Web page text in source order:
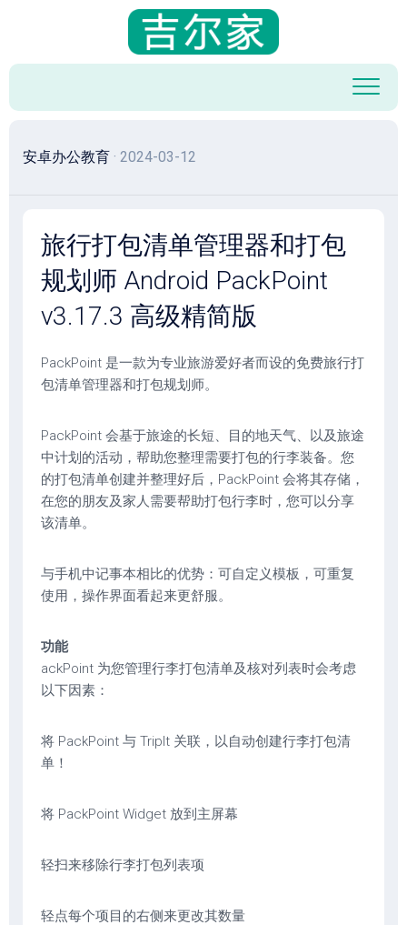
容
安卓办公教育 · 2024-03-12
旅行打包清单管理器和打包
规划师 Android PackPoint
v3.17.3 高级精简版
PackPoint 是一款为专业旅游爱好者而设的免费旅行打
包清单管理器和打包规划师。
PackPoint 会基于旅途的长短、目的地天气、以及旅途
中计划的活动，帮助您整理需要打包的行李装备。您
的打包清单创建并整理好后，PackPoint 会将其存储，
在您的朋友及家人需要帮助打包行李时，您可以分享
该清单。
与手机中记事本相比的优势：可自定义模板，可重复
使用，操作界面看起来更舒服。
功能
ackPoint 为您管理行李打包清单及核对列表时会考虑
以下因素：
将 PackPoint 与 TripIt 关联，以自动创建行李打包清
单！
将 PackPoint Widget 放到主屏幕
轻扫来移除行李打包列表项
轻点每个项目的右侧来更改其数量